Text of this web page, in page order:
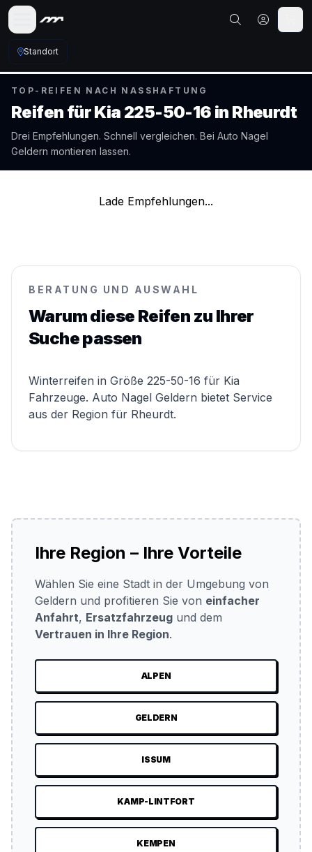
Standort
TOP-REIFEN NACH NASSHAFTUNG
Reifen fürKia 225-50-16 in Rheurdt
Drei Empfehlungen. Schnell vergleichen. Bei Auto Nagel
Geldern montieren lassen.
Lade Empfehlungen...
BERATUNG UND AUSWAHL
Warum diese Reifen zu Ihrer
Suche passen
Winterreifen in Größe 225-50-16 für Kia
Fahrzeuge. Auto Nagel Geldern bietet Service
aus der Region für Rheurdt.
Ihre Region – Ihre Vorteile
Wählen Sie eine Stadt in der Umgebung von
Geldern und profitieren Sie von einfacher
Anfahrt, Ersatzfahrzeug und dem
Vertrauen in Ihre Region.
ALPEN
GELDERN
ISSUM
KAMP-LINTFORT
KEMPEN